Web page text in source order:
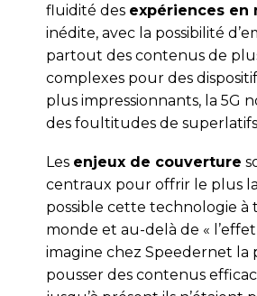
fluidité des expériences en
inédite, avec la possibilité
partout des contenus de
complexes pour des
plus impressionnants, la 5G
des foultitudes de
Les enjeux de couverture
centraux pour offrir le plus
possible cette technologie à
monde et au-delà de «
imagine chez Speedernet la
pousser des contenus